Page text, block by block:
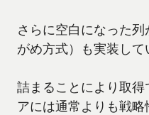
さらに空白になった
がめ方式）も実装して
詰まることにより取
アには通常よりも戦